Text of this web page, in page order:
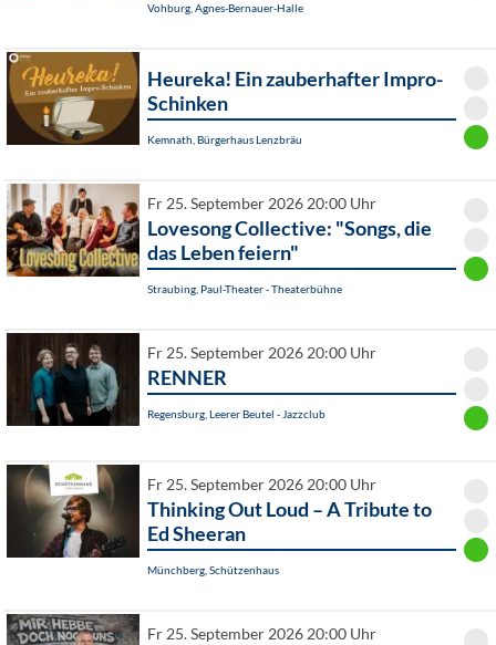
Vohburg, Agnes-Bernauer-Halle
Heureka! Ein zauberhafter Impro-
Schinken
Kemnath, Bürgerhaus Lenzbräu
Fr 25. September 2026 20:00 Uhr
Lovesong Collective: "Songs, die
das Leben feiern"
Straubing, Paul-Theater - Theaterbühne
Fr 25. September 2026 20:00 Uhr
RENNER
Regensburg, Leerer Beutel - Jazzclub
Fr 25. September 2026 20:00 Uhr
Thinking Out Loud – A Tribute to
Ed Sheeran
Münchberg, Schützenhaus
Fr 25. September 2026 20:00 Uhr